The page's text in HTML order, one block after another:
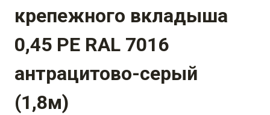
крепежного вкладыша
0,45 PE RAL 7016
антрацитово-серый
(1,8м)